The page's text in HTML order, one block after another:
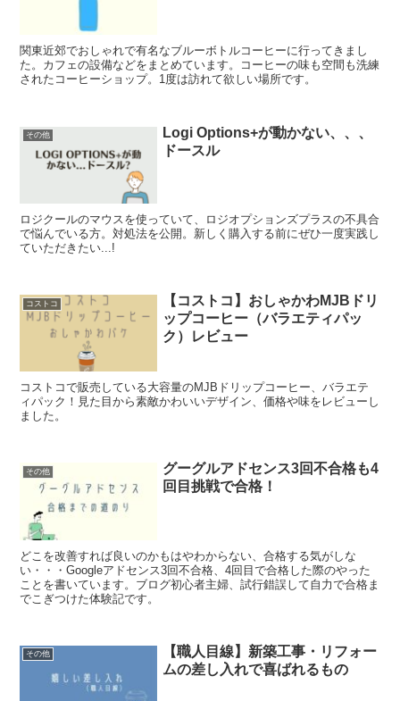
関東近郊でおしゃれで有名なブルーボトルコーヒーに行ってきまし
た。カフェの設備などをまとめています。コーヒーの味も空間も洗練
されたコーヒーショップ。1度は訪れて欲しい場所です。
その他
Logi Options+が動かない、、、
ドースル
ロジクールのマウスを使っていて、ロジオプションズプラスの不具合
で悩んでいる方。対処法を公開。新しく購入する前にぜひ一度実践し
ていただきたい...!
コストコ
【コストコ】おしゃかわMJBドリ
ップコーヒー（バラエティパッ
ク）レビュー
コストコで販売している大容量のMJBドリップコーヒー、バラエテ
ィパック！見た目から素敵かわいいデザイン、価格や味をレビューし
ました。
その他
グーグルアドセンス3回不合格も4
回目挑戦で合格！
どこを改善すれば良いのかもはやわからない、合格する気がしな
い・・・Googleアドセンス3回不合格、4回目で合格した際のやった
ことを書いています。ブログ初心者主婦、試行錯誤して自力で合格ま
でこぎつけた体験記です。
その他
【職人目線】新築工事・リフォー
ムの差し入れで喜ばれるもの